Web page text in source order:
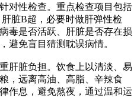
性检查。重点检查项目包括
脏B超，必要时做肝弹性检
毒是否活跃、肝脏是否存在损
避免盲目猜测耽误病情。
脏负担。饮食上以清淡、易
，远离高油、高脂、辛辣食
作息，避免熬夜，通过温和运